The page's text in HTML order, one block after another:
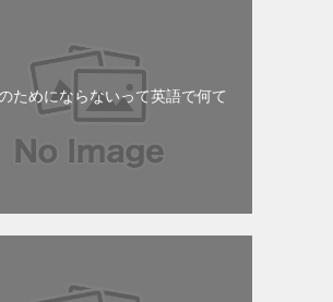
ためにならないって英語で何て